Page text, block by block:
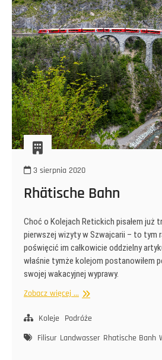
3 sierpnia 2020
Rhätische Bahn
Choć o Kolejach Retickich pisałem już
pierwszej wizyty w Szwajcarii – to tym
poświęcić im całkowicie oddzielny
właśnie tymże kolejom postanowiłem
swojej wakacyjnej wyprawy.
Zobacz więcej ... Rhätische
Koleje
Podróże
Filisur Landwasser Rhatische Banh